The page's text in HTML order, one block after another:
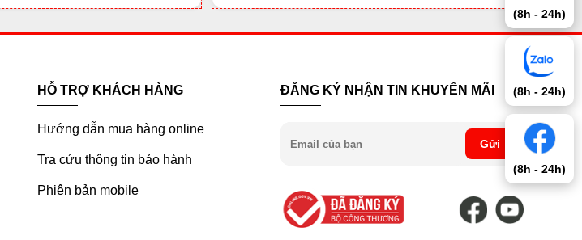
HỖ TRỢ KHÁCH HÀNG
Hướng dẫn mua hàng online
Tra cứu thông tin bảo hành
Phiên bản mobile
ĐĂNG KÝ NHẬN TIN KHUYẾN MÃI
Gửi
(8h - 24h)
(8h - 24h)
(8h - 24h)